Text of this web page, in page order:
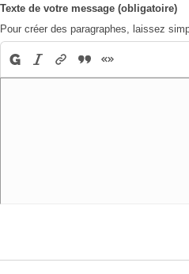
Texte de votre message (obligatoire)
Pour créer des paragraphes, laissez